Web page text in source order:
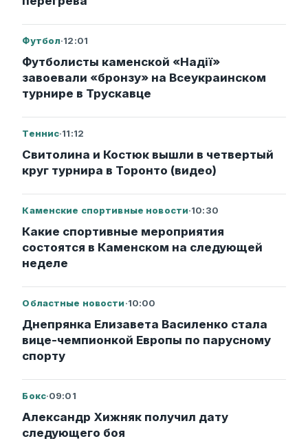
Футбол·12:01
Футболисты каменской «Надії»
завоевали «бронзу» на Всеукраинском
турнире в Трускавце
Теннис·11:12
Свитолина и Костюк вышли в четвертый
круг турнира в Торонто (видео)
Каменские спортивные новости·10:30
Какие спортивные мероприятия
состоятся в Каменском на следующей
неделе
Областные новости·10:00
Днепрянка Елизавета Василенко стала
вице-чемпионкой Европы по парусному
спорту
Бокс·09:01
Александр Хижняк получил дату
следующего боя